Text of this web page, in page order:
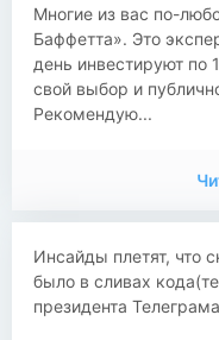
Многие из вас по-
Баффетта». Это
день инвестируют по
свой выбор и
Рекомендую...
Инсайды плетят, что
было в сливах
президента